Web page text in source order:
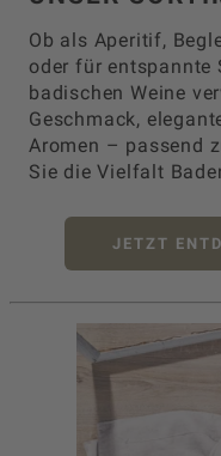
Ob als Aperitif,
oder für entspannte
badischen Weine
Geschmack,
Aromen – passend
Sie die Vielfalt
JETZT